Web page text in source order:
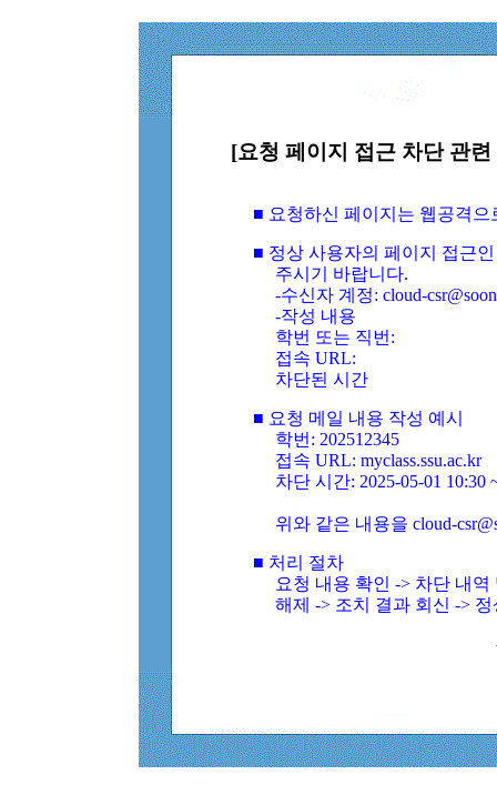
[요청 페이지 접근 차단 관
■ 요청하신 페이지는 웹공격
■ 정상 사용자의 페이지 접근
주시기 바랍니다.
-수신자 계정: cloud-
-작성 내용
학번 또는 직번:
접속 URL:
차단된 시간
■ 요청 메일 내용 작성 예시
학번: 202512345
접속 URL: myclass.ssu.ac.kr
차단 시간: 2025-05-01 10:30
위와 같은 내용을 cloud-
■ 처리 절차
요청 내용 확인 -> 차단 내
해제 -> 조치 결과 회신 ->